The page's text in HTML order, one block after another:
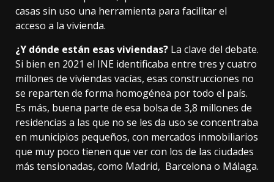
casas sin uso una herramienta para facilitar el
acceso a la vivienda.
¿Y dónde están esas viviendas? La clave del debate.
Si bien en 2021 el INE identificaba entre tres y cuatro
millones de viviendas vacías, esas construcciones no
se reparten de forma homogénea por todo el país.
Es más, buena parte de esa bolsa de 3,8 millones de
residencias a las que no se les da uso se concentraba
en municipios pequeños, con mercados inmobiliarios
que muy poco tienen que ver con los de las ciudades
más tensionadas, como Madrid, Barcelona o Málaga.